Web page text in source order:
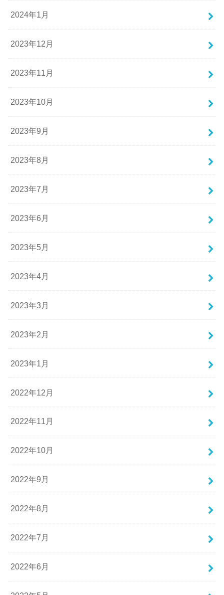
2024年1月
2023年12月
2023年11月
2023年10月
2023年9月
2023年8月
2023年7月
2023年6月
2023年5月
2023年4月
2023年3月
2023年2月
2023年1月
2022年12月
2022年11月
2022年10月
2022年9月
2022年8月
2022年7月
2022年6月